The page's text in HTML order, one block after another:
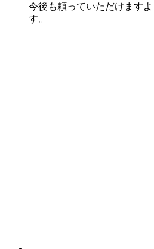
今後も頼っていただけます
す。